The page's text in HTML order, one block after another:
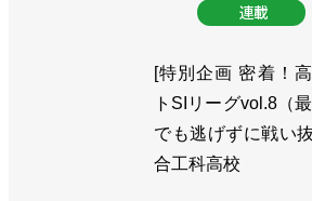
>>四半期の生
>>受注額が初の
>>創立50周年
>>四半期での受
連載
[特別企画 密着！
トSIリーグvol.8（
でも逃げずに戦い
合工科高校